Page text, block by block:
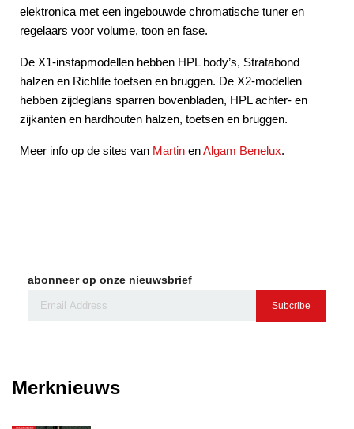
elektronica met een ingebouwde chromatische tuner en
regelaars voor volume, toon en fase.
De X1-instapmodellen hebben HPL body’s, Stratabond
halzen en Richlite toetsen en bruggen. De X2-modellen
hebben zijdeglans sparren bovenbladen, HPL achter- en
zijkanten en hardhouten halzen, toetsen en bruggen.
Meer info op de sites van Martin enAlgam Benelux.
abonneer op onze nieuwsbrief
Subcribe
Merknieuws